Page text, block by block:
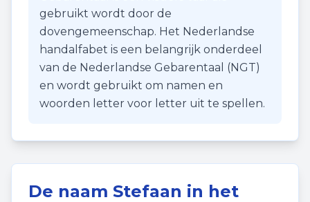
gebruikt wordt door de
dovengemeenschap. Het Nederlandse
handalfabet is een belangrijk onderdeel
van de Nederlandse Gebarentaal (NGT)
en wordt gebruikt om namen en
woorden letter voor letter uit te spellen.
De naam Stefaan in het